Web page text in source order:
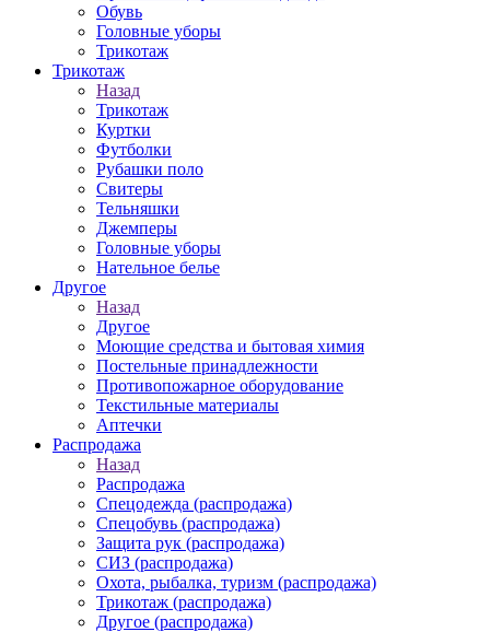
Обувь
Головные уборы
Трикотаж
Трикотаж
Назад
Трикотаж
Куртки
Футболки
Рубашки поло
Свитеры
Тельняшки
Джемперы
Головные уборы
Нательное белье
Другое
Назад
Другое
Моющие средства и бытовая химия
Постельные принадлежности
Противопожарное оборудование
Текстильные материалы
Аптечки
Распродажа
Назад
Распродажа
Спецодежда (распродажа)
Спецобувь (распродажа)
Защита рук (распродажа)
СИЗ (распродажа)
Охота, рыбалка, туризм (распродажа)
Трикотаж (распродажа)
Другое (распродажа)